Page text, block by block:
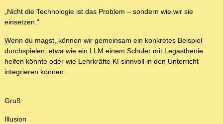
„Nicht die Technologie ist das Problem – sondern wie wir sie
einsetzen.“
Wenn du magst, können wir gemeinsam ein konkretes Beispiel
durchspielen: etwa wie ein LLM einem Schüler mit Legasthenie
helfen könnte oder wie Lehrkräfte KI sinnvoll in den Unterricht
integrieren können.
Gruß
Illusion